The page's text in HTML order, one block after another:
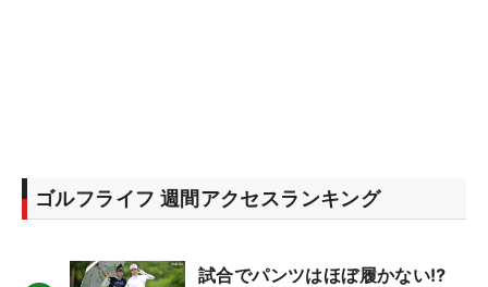
ゴルフライフ 週間アクセスランキング
試合でパンツはほぼ履かない⁉